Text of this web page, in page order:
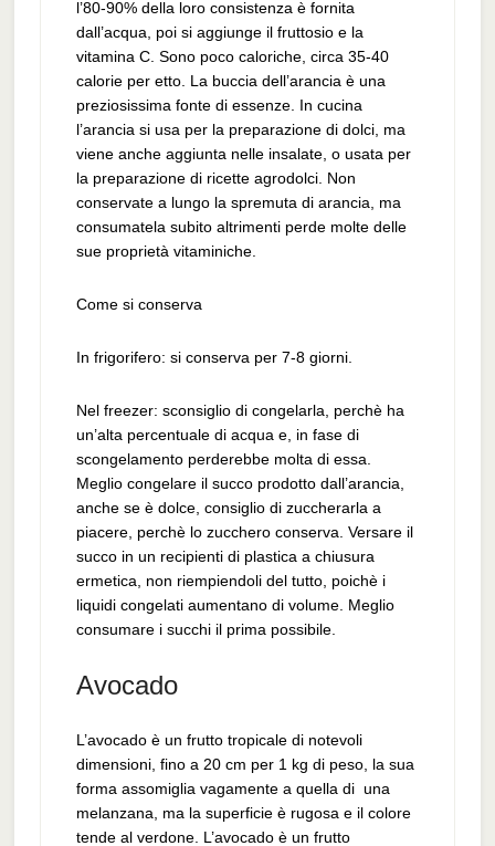
l’80-90% della loro consistenza è fornita
dall’acqua, poi si aggiunge il fruttosio e la
vitamina C. Sono poco caloriche, circa 35-40
calorie per etto. La buccia dell’arancia è una
preziosissima fonte di essenze. In cucina
l’arancia si usa per la preparazione di dolci, ma
viene anche aggiunta nelle insalate, o usata per
la preparazione di ricette agrodolci. Non
conservate a lungo la spremuta di arancia, ma
consumatela subito altrimenti perde molte delle
sue proprietà vitaminiche.
Come si conserva
In frigorifero: si conserva per 7-8 giorni.
Nel freezer: sconsiglio di congelarla, perchè ha
un’alta percentuale di acqua e, in fase di
scongelamento perderebbe molta di essa.
Meglio congelare il succo prodotto dall’arancia,
anche se è dolce, consiglio di zuccherarla a
piacere, perchè lo zucchero conserva. Versare il
succo in un recipienti di plastica a chiusura
ermetica, non riempiendoli del tutto, poichè i
liquidi congelati aumentano di volume. Meglio
consumare i succhi il prima possibile.
Avocado
L’avocado è un frutto tropicale di notevoli
dimensioni, fino a 20 cm per 1 kg di peso, la sua
forma assomiglia vagamente a quella di una
melanzana, ma la superficie è rugosa e il colore
tende al verdone. L’avocado è un frutto